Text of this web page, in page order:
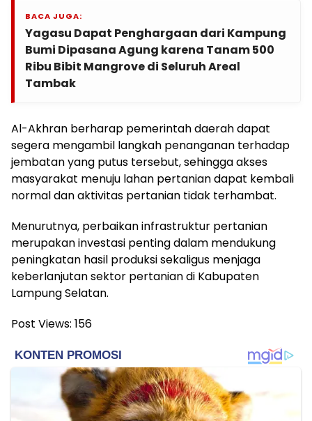
BACA JUGA:
Yagasu Dapat Penghargaan dari Kampung
Bumi Dipasana Agung karena Tanam 500
Ribu Bibit Mangrove di Seluruh Areal
Tambak
Al-Akhran berharap pemerintah daerah dapat
segera mengambil langkah penanganan terhadap
jembatan yang putus tersebut, sehingga akses
masyarakat menuju lahan pertanian dapat kembali
normal dan aktivitas pertanian tidak terhambat.
Menurutnya, perbaikan infrastruktur pertanian
merupakan investasi penting dalam mendukung
peningkatan hasil produksi sekaligus menjaga
keberlanjutan sektor pertanian di Kabupaten
Lampung Selatan.
Post Views: 156